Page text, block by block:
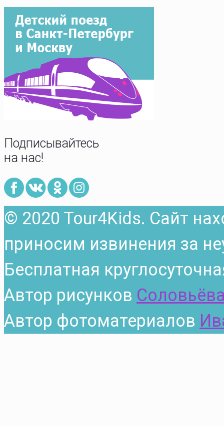
Подписывайтесь
на нас!
© 2020 Tour4Kids. Сайт
приносим извинения за
Бесплатная
Автор рисунков
Автор фотоматериалов